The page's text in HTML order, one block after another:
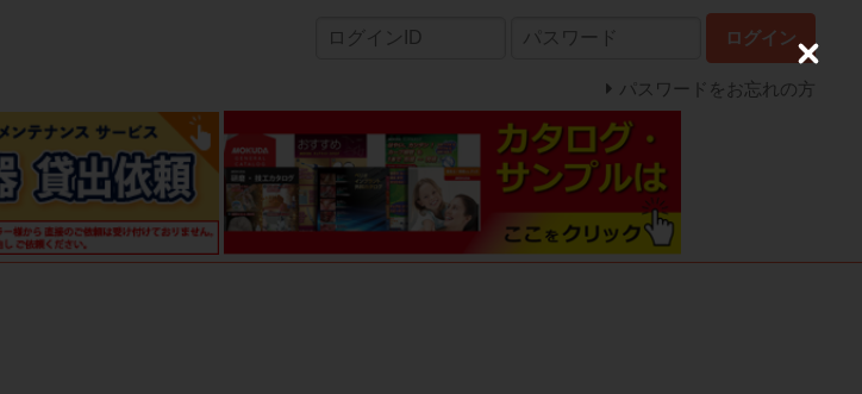
ログイン
パスワードをお忘れの方
C
l